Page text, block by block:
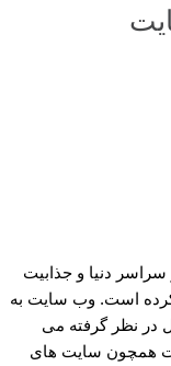
سراسر دنیا و جذابیت
کرده است. وب سایت به
در نظر گرفته می
همچون سایت های